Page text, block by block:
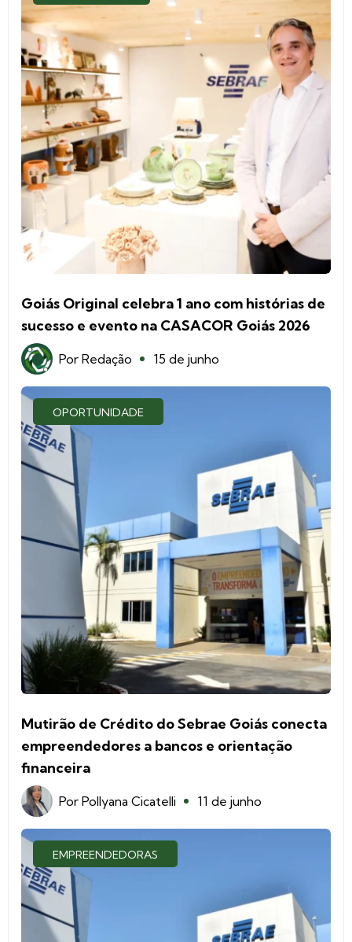
Goiás Original celebra 1 ano com histórias de
sucesso e evento na CASACOR Goiás 2026
Por Redação 15 de junho
OPORTUNIDADE
Mutirão de Crédito do Sebrae Goiás conecta
empreendedores a bancos e orientação
financeira
Por Pollyana Cicatelli 11 de junho
EMPREENDEDORAS